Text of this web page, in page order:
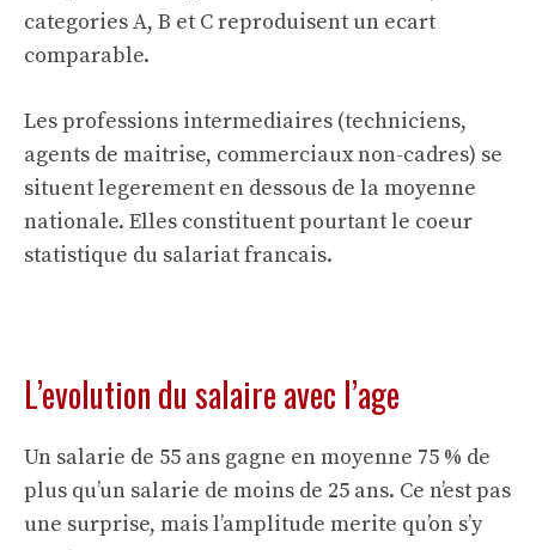
categories A, B et C reproduisent un ecart
comparable.
Les professions intermediaires (techniciens,
agents de maitrise, commerciaux non-cadres) se
situent legerement en dessous de la moyenne
nationale. Elles constituent pourtant le coeur
statistique du salariat francais.
L’evolution du salaire avec l’age
Un salarie de 55 ans gagne en moyenne 75 % de
plus qu’un salarie de moins de 25 ans. Ce n’est pas
une surprise, mais l’amplitude merite qu’on s’y